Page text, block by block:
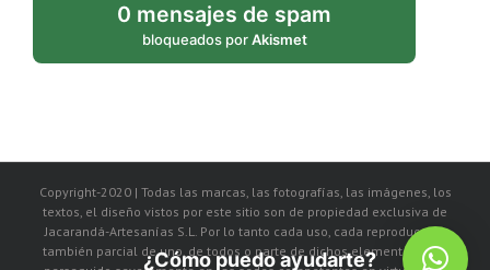
0 mensajes de spam
bloqueados porAkismet
Copyright-2020 | Todas las marcas, las fotografías, las imágenes, los
textos, el diseño vistos por este sitio son de propiedad exclusiva de
Jacarandá-Artesanías S.L. Por lo tanto cada uso, cada reproducción
también parcial de uno, de todos o parte de dichos elementos, será
¿Cómo puedo ayudarte?